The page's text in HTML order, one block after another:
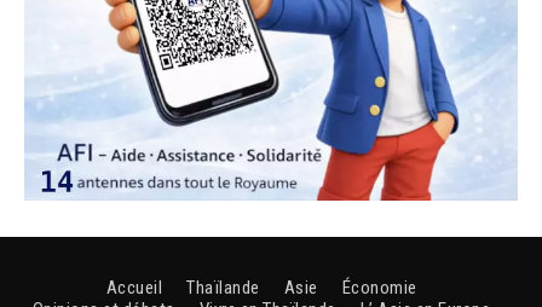
Accueil Thaïlande Asie
Économie